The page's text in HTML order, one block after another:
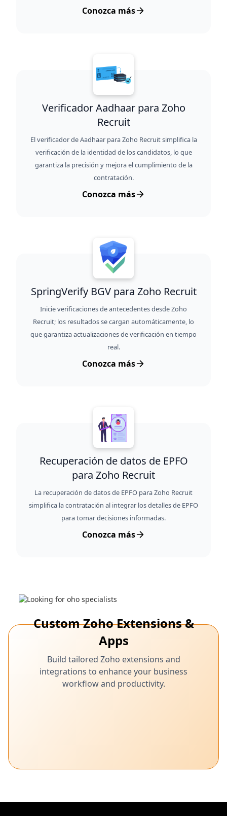
Conozca más
Verificador Aadhaar para Zoho
Recruit
El verificador de Aadhaar para Zoho Recruit simplifica la
verificación de la identidad de los candidatos, lo que
garantiza la precisión y mejora el cumplimiento de la
contratación.
Conozca más
SpringVerify BGV para Zoho Recruit
Inicie verificaciones de antecedentes desde Zoho
Recruit; los resultados se cargan automáticamente, lo
que garantiza actualizaciones de verificación en tiempo
real.
Conozca más
Recuperación de datos de EPFO
para Zoho Recruit
La recuperación de datos de EPFO para Zoho Recruit
simplifica la contratación al integrar los detalles de EPFO
para tomar decisiones informadas.
Conozca más
Custom Zoho Extensions &
Apps
Build tailored Zoho extensions and
integrations to enhance your business
workflow and productivity.